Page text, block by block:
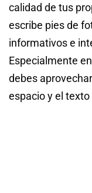
calidad de tus
escribe pies de
informativos e
Especialmente
debes
espacio y el